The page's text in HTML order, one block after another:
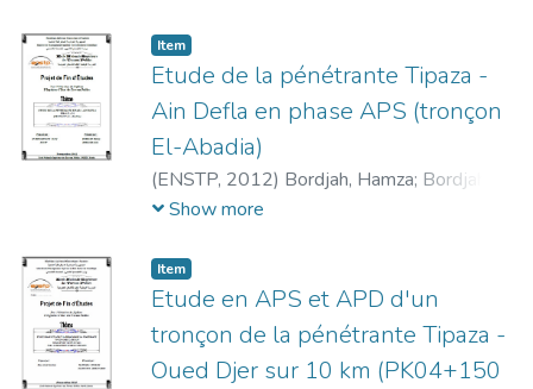
Item
Etude de la pénétrante Tipaza -
Ain Defla en phase APS (tronçon
El-Abadia)
(ENSTP, 2012) Bordjah, Hamza; Bordjah,
Amin;Moulahcene, Chérif
Show more
Item
Etude en APS et APD d'un
tronçon de la pénétrante Tipaza -
Oued Djer sur 10 km (PK04+150